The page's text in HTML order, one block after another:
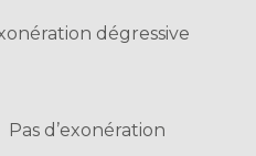
dégressive
Pas d’exonération